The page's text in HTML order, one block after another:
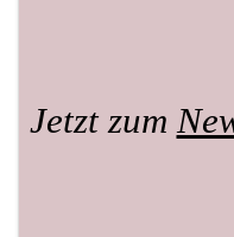
Jetzt zum